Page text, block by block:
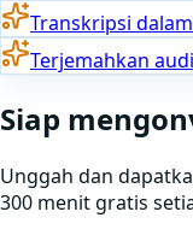
Transkripsi
Terjemahkan
Siap
Unggah dan
300 menit gratis